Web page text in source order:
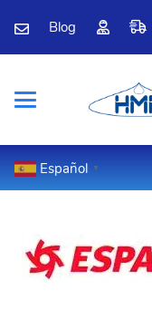
Blog
Español ▼